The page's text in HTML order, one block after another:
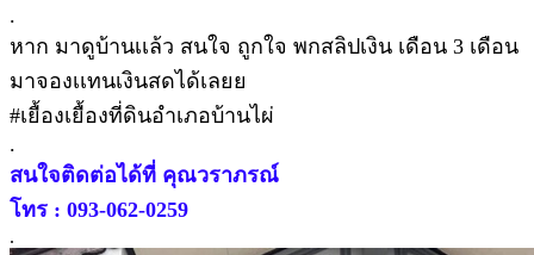
.
หาก มาดูบ้านเเล้ว สนใจ ถูกใจ พกสลิปเงิน เดือน 3 เดือน
มาจองเเทนเงินสดได้เลยย
#เยื้องเยื้องที่ดินอำเภอบ้านไผ่
.
สนใจติดต่อได้ที่ คุณวราภรณ์
โทร : 093-062-0259
.